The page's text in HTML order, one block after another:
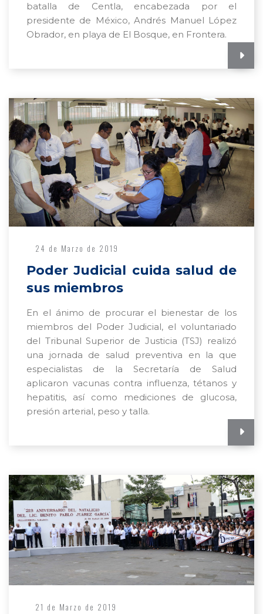
batalla de Centla, encabezada por el
presidente de México, Andrés Manuel López
Obrador, en playa de El Bosque, en Frontera.
24 de Marzo de 2019
Poder Judicial cuida salud de
sus miembros
En el ánimo de procurar el bienestar de los
miembros del Poder Judicial, el voluntariado
del Tribunal Superior de Justicia (TSJ) realizó
una jornada de salud preventiva en la que
especialistas de la Secretaría de Salud
aplicaron vacunas contra influenza, tétanos y
hepatitis, así como mediciones de glucosa,
presión arterial, peso y talla.
21 de Marzo de 2019